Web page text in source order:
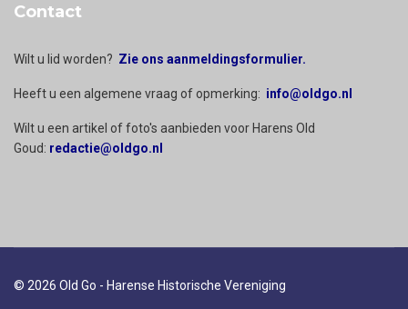
Contact
Wilt u lid worden? Zie ons aanmeldingsformulier.
Heeft u een algemene vraag of opmerking: info@oldgo.nl
Wilt u een artikel of foto's aanbieden voor Harens Old
Goud: redactie@oldgo.nl
© 2026 Old Go - Harense Historische Vereniging